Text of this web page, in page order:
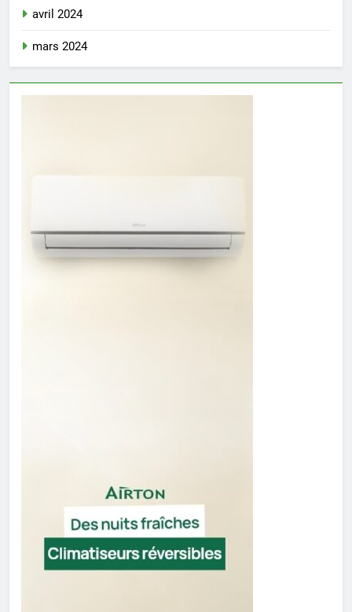
avril 2024
mars 2024